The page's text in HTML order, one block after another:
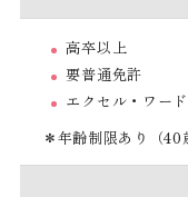
高卒以上
要普通免許
エクセル・ワー
＊年齢制限あり（40